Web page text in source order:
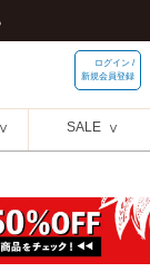
ログイン /
新規会員登録
SALE